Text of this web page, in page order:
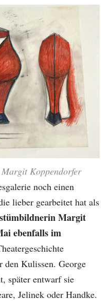
Koppendorfer
noch einen
lieber gearbeitet hat als
Margit
ebenfalls im
den Kulissen. George
später entwarf sie
Jelinek oder Handke.